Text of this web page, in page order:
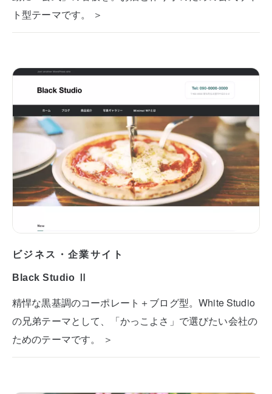
ト型テーマです。 ＞
ビジネス・企業サイト
Black Studio Ⅱ
精悍な黒基調のコーポレート＋ブログ型。White Studio
の兄弟テーマとして、「かっこよさ」で選びたい会社の
ためのテーマです。 ＞